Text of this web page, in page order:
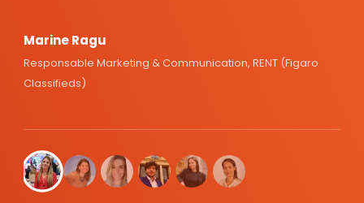
Marine Ragu
Responsable Marketing & Communication, RENT (Figaro
Classifieds)